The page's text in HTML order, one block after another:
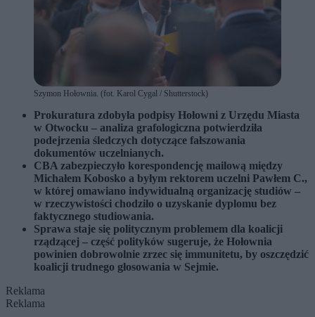
Szymon Hołownia. (fot. Karol Cygal / Shutterstock)
Prokuratura zdobyła podpisy Hołowni z Urzędu Miasta
w Otwocku – analiza grafologiczna potwierdziła
podejrzenia śledczych dotyczące fałszowania
dokumentów uczelnianych.
CBA zabezpieczyło korespondencję mailową między
Michałem Kobosko a byłym rektorem uczelni Pawłem C.,
w której omawiano indywidualną organizację studiów –
w rzeczywistości chodziło o uzyskanie dyplomu bez
faktycznego studiowania.
Sprawa staje się politycznym problemem dla koalicji
rządzącej – część polityków sugeruje, że Hołownia
powinien dobrowolnie zrzec się immunitetu, by oszczędzić
koalicji trudnego głosowania w Sejmie.
Reklama
Reklama